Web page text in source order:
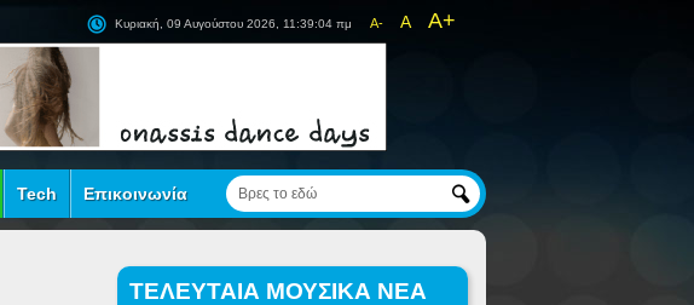
A- A A+
Κυριακή, 09 Αυγούστου 2026, 11:39:05 πμ
Tech Επικοινωνία
ΤΕΛΕΥΤΑΙΑ ΜΟΥΣΙΚΑ ΝΕΑ